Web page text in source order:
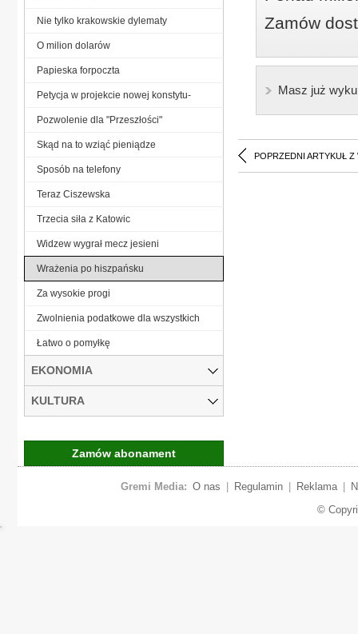
Zamów
Masz już
POPRZEDNI ARTYKUŁ Z
Nie tylko krakowskie dylematy
O milion dolarów
Papieska forpoczta
Petycja w projekcie nowej konstytu-
Pozwolenie dla "Przeszłości"
Skąd na to wziąć pieniądze
Sposób na telefony
Teraz Ciszewska
Trzecia siła z Katowic
Widzew wygrał mecz jesieni
Wrażenia po hiszpańsku
Za wysokie progi
Zwolnienia podatkowe dla wszystkich
Łatwo o pomyłkę
EKONOMIA
KULTURA
Zamów abonament
Gremi Media: O nas Regulamin Reklama
©